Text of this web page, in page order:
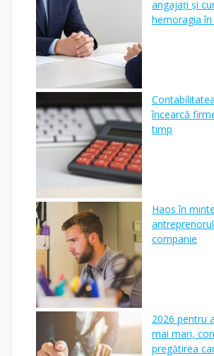
angajați și
hemoragia în
încearcă
timp
Haos în
companie
2026 pentru
mai mari,
pregătirea